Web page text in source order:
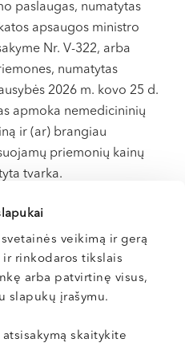
veikimą ir gerą
rinkodaros tikslais
arba patvirtinę visus,
slapukų įrašymu.
skaitykite
paslaugas, numatytas
apsaugos ministro
Nr. V-322, arba
numatytas
2026 m. kovo 25 d.
apmoka nemedicininių
ir (ar) brangiau
priemonių kainų
tvarka.
papildomą sveikatos
operacinį gydymą
sąlygas iš
kompanija. Dėl
teiraukitės